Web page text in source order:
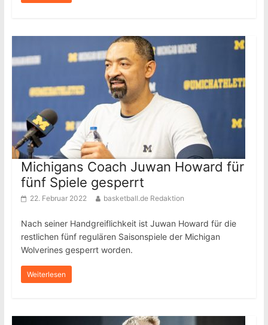
Michigans Coach Juwan Howard für
fünf Spiele gesperrt
22. Februar 2022 basketball.de Redaktion
Nach seiner Handgreiflichkeit ist Juwan Howard für die
restlichen fünf regulären Saisonspiele der Michigan
Wolverines gesperrt worden.
Weiterlesen